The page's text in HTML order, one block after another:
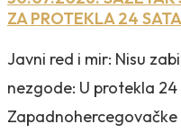
ZA PROTEKLA 24 SATA
Javni red i mir: Nisu
nezgode: U protekla